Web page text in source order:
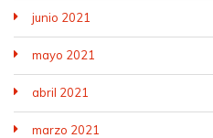
junio 2021
mayo 2021
abril 2021
marzo 2021